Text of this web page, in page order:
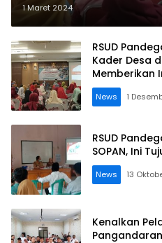
Rujukan ke
1 Maret 2024
RSUD
Kader Desa
Memberikan
News 1
RSUD
SOPAN, Ini
News 13
Kenalkan